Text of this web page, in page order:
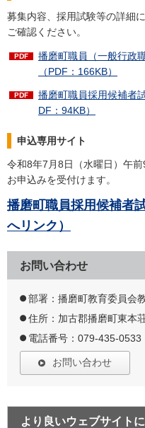
募集内容、採用試験等の詳細
ご確認ください。
播磨町職員（一般行政
（PDF：166KB）
播磨町職員採用候補者
DF：94KB）
申込専用サイト
令和8年7月8日（水曜日）午
お申込みを受付けます。
播磨町職員採用候補者
へリンク）
お問い合わせ
部署：播磨町教育委員会
住所：加古郡播磨町東本
電話番号：079-435-0533
お問い合わせ
より良いウェブサイト